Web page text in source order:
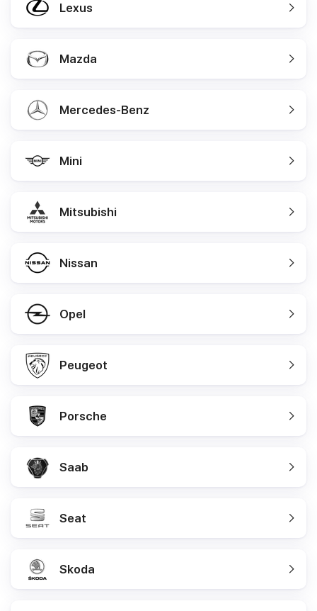
Lexus
Mazda
Mercedes-Benz
Mini
Mitsubishi
Nissan
Opel
Peugeot
Porsche
Saab
Seat
Skoda